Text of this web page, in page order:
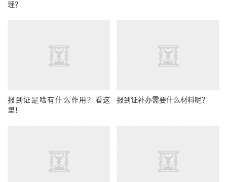
理？
报到证是啥有什么作用？看这
里！
报到证补办需要什么材料呢？